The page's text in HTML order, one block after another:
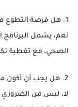
1. هل فرصة التطوع في المجر ممولة بالكامل؟
نعم، يشمل البرنامج
الصحي، مع تغطية
2. هل يجب أن أكون مغنيًا محترفًا؟
لا، ليس من